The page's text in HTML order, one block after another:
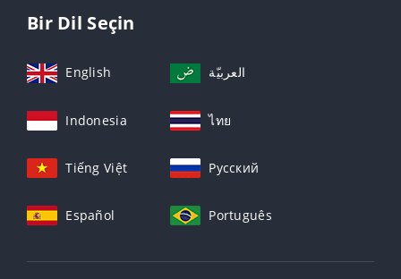
Bir Dil Seçin
English العربيّة
Indonesia ไทย
Tiếng Việt Русский
Español Português